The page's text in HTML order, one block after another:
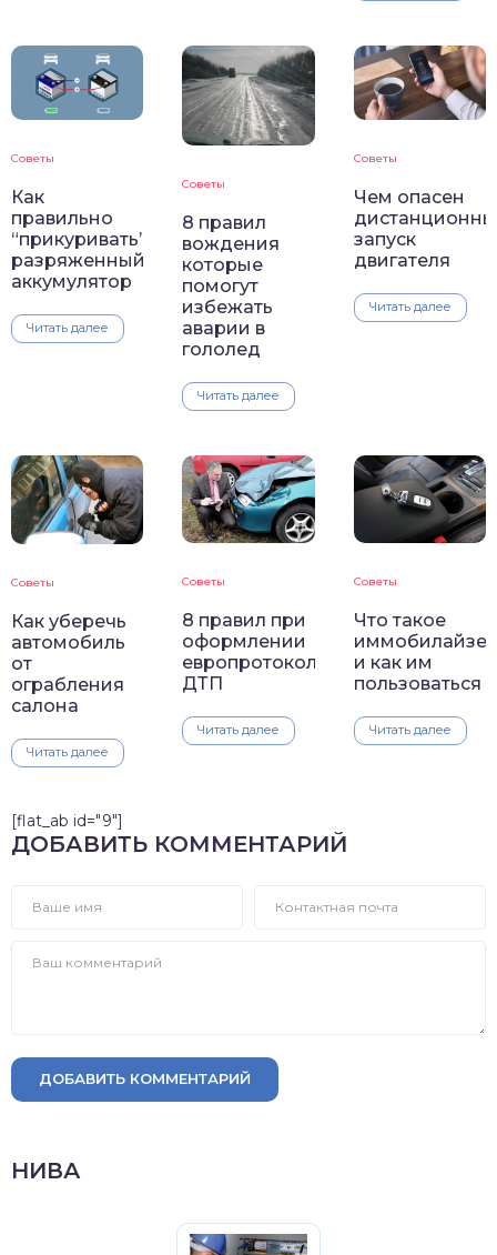
Советы
Как
правильно
“прикуривать”
разряженный
аккумулятор
Читать далее
Советы
8 правил
вождения
которые
помогут
избежать
аварии в
гололед
Читать далее
Советы
Чем опасен
запуск
двигателя
Читать далее
Советы
Как уберечь
автомобиль
от
ограбления
салона
Читать далее
Советы
8 правил при
оформлении
европротокола
ДТП
Читать далее
Советы
Что такое
и как им
пользоваться
Читать далее
[flat_ab id="9"]
ДОБАВИТЬ КОММЕНТАРИЙ
ДОБАВИТЬ КОММЕНТАРИЙ
НИВА